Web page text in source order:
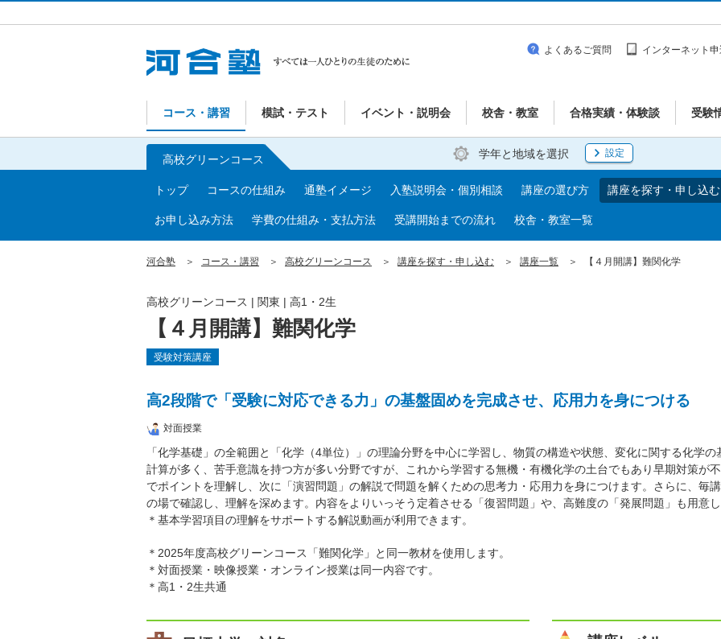
コース・講習 模試・テスト イベント・説明会 校舎・教室 合格実績・体験談 受験
よくあるご質問 インターネット
学年と地域を選択 設定
高校グリーンコース
トップ コースの仕組み 通塾イメージ 入塾説明会・個別相談 講座の選び方 講座を探す・申し込む
お申し込み方法 学費の仕組み・支払方法 受講開始までの流れ 校舎・教室一覧
河合塾 コース・講習 高校グリーンコース 講座を探す・申し込む 講座一覧 【４月開講】難関化学
高校グリーンコース | 関東 | 高1・2生
【４月開講】難関化学
受験対策講座
高2段階で「受験に対応できる力」の基盤固めを完成させ、応用力を身につける
対面授業
「化学基礎」の全範囲と「化学（4単位）」の理論分野を中心に学習し、物質の構造や状態、変化に関する化学
計算が多く、苦手意識を持つ方が多い分野ですが、これから学習する無機・有機化学の土台でもあり早期対策が
でポイントを理解し、次に「演習問題」の解説で問題を解くための思考力・応用力を身につけます。さらに、毎
の場で確認し、理解を深めます。内容をよりいっそう定着させる「復習問題」や、高難度の「発展問題」も用意
＊基本学習項目の理解をサポートする解説動画が利用できます。
＊2025年度高校グリーンコース「難関化学」と同一教材を使用します。
＊対面授業・映像授業・オンライン授業は同一内容です。
＊高1・2生共通